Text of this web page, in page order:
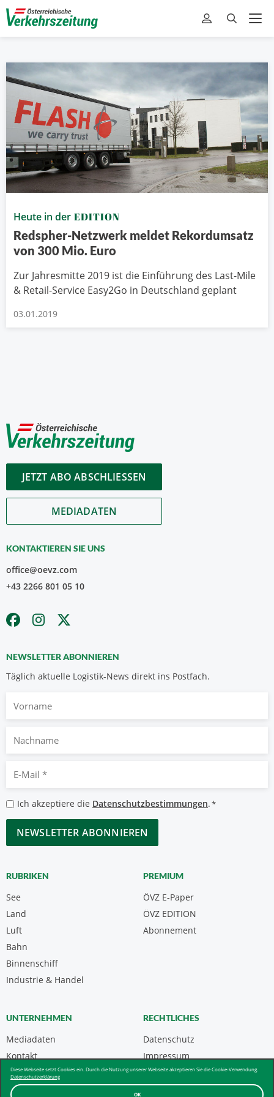
OK
Diese Webseite setzt Cookies ein. Durch die Nutzung unserer Webseite akzeptieren Sie die Cookie-Verwendung.
Datenschutzerklärung
Heute in der EDITION
Redspher-Netzwerk meldet Rekordumsatz
von 300 Mio. Euro
Zur Jahresmitte 2019 ist die Einführung des Last-Mile
& Retail-Service Easy2Go in Deutschland geplant
03.01.2019
JETZT ABO ABSCHLIESSEN
MEDIADATEN
KONTAKTIEREN SIE UNS
office@oevz.com
+43 2266 801 05 10
NEWSLETTER ABONNIEREN
Täglich aktuelle Logistik-News direkt ins Postfach.
Nachname
Mail
*
Datenschutzbestimmungen
*
Ich akzeptiere die Datenschutzbestimmungen.*
CAPTCHA
RUBRIKEN
See
Land
Luft
Bahn
Binnenschiff
Industrie & Handel
PREMIUM
ÖVZ E-Paper
Abonnement
ÖVZ EDITION
UNTERNEHMEN
Mediadaten
Kontakt
Über uns & AGB
RECHTLICHES
Datenschutz
Impressum